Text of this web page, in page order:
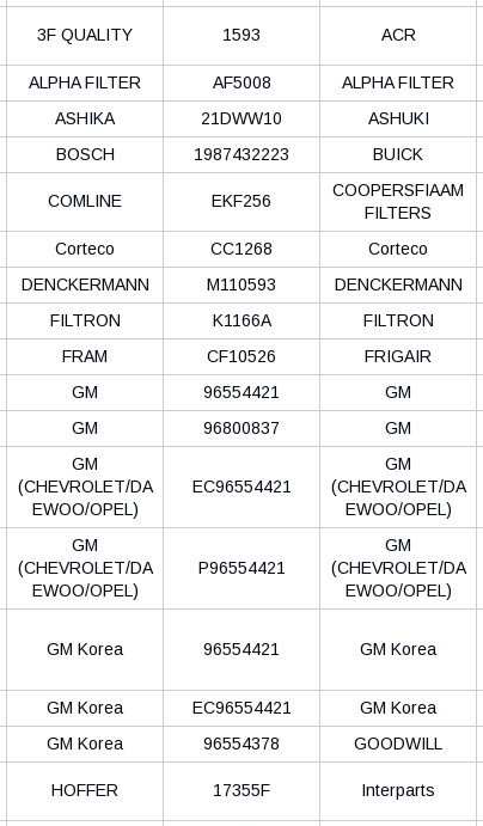
3F QUALITY 1593 ACR
ALPHA FILTER AF5008 ALPHA FILTER
ASHIKA 21DWW10 ASHUKI
BOSCH 1987432223 BUICK
COMLINE EKF256
COOPERSFIAAM
FILTERS
Corteco CC1268 Corteco
DENCKERMANN M110593 DENCKERMANN
FILTRON K1166A FILTRON
FRAM CF10526 FRIGAIR
GM 96554421 GM
GM 96800837 GM
GM
(CHEVROLET/DA
EWOO/OPEL)
EC96554421
GM
(CHEVROLET/DA
EWOO/OPEL)
GM
(CHEVROLET/DA
EWOO/OPEL)
P96554421
GM
(CHEVROLET/DA
EWOO/OPEL)
GM Korea 96554421 GM Korea
GM Korea EC96554421 GM Korea
GM Korea 96554378 GOODWILL
HOFFER 17355F Interparts